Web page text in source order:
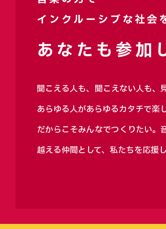
インクルーシブな社会
あなたも参加
聞こえる人も、聞こえない人も、
あらゆる人があらゆるカタチで楽
だからこそみんなでつくりたい。
越える仲間として、私たちを応援